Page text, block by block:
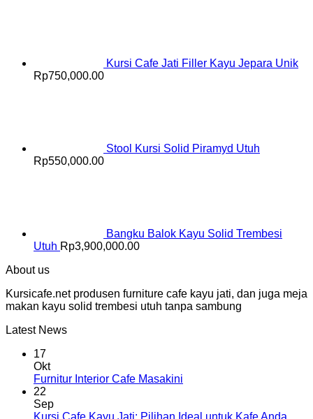
Kursi Cafe Jati Filler Kayu Jepara Unik
Rp750,000.00
Stool Kursi Solid Piramyd Utuh
Rp550,000.00
Bangku Balok Kayu Solid Trembesi
Utuh Rp3,900,000.00
About us
Kursicafe.net produsen furniture cafe kayu jati, dan juga meja
makan kayu solid trembesi utuh tanpa sambung
Latest News
17
Okt
Furnitur Interior Cafe Masakini
22
Sep